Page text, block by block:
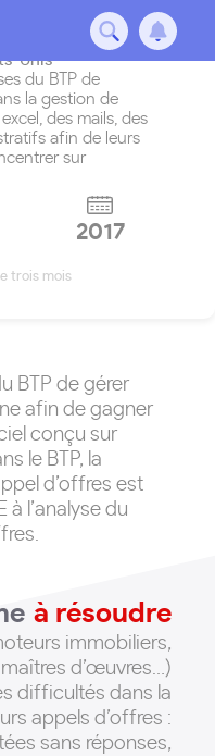
Unis
du BTP de
la gestion de
des mails, des
afin de leurs
sur
2017
trois mois
BTP de gérer
afin de gagner
conçu sur
le BTP, la
d’offres est
à l’analyse du
à résoudre
d’œuvres…)
difficultés dans la
appels d’offres :
sans réponses,